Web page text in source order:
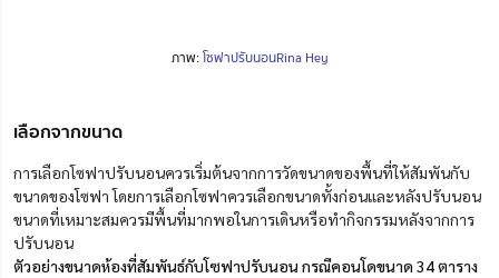
ภาพ:โซฟาปรับนอนRina Hey
เลือกจากขนาด
การเลือกโซฟาปรับนอนควรเริ่มต้นจากการวัดขนาดของพื้นที่ให้สัมพันกับ
ขนาดของโซฟา โดยการเลือกโซฟาควรเลือกขนาดทั้งก่อนและหลังปรับนอน
ขนาดที่เหมาะสมควรมีพื้นที่มากพอในการเดินหรือทำกิจกรรมหลังจากการ
ปรับนอน
ตัวอย่างขนาดห้องที่สัมพันธ์กับโซฟาปรับนอน กรณีคอนโดขนาด 34 ตาราง